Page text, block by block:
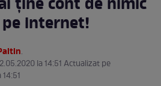
ține cont de nimic
internet!
.
la 14:51 Actualizat pe